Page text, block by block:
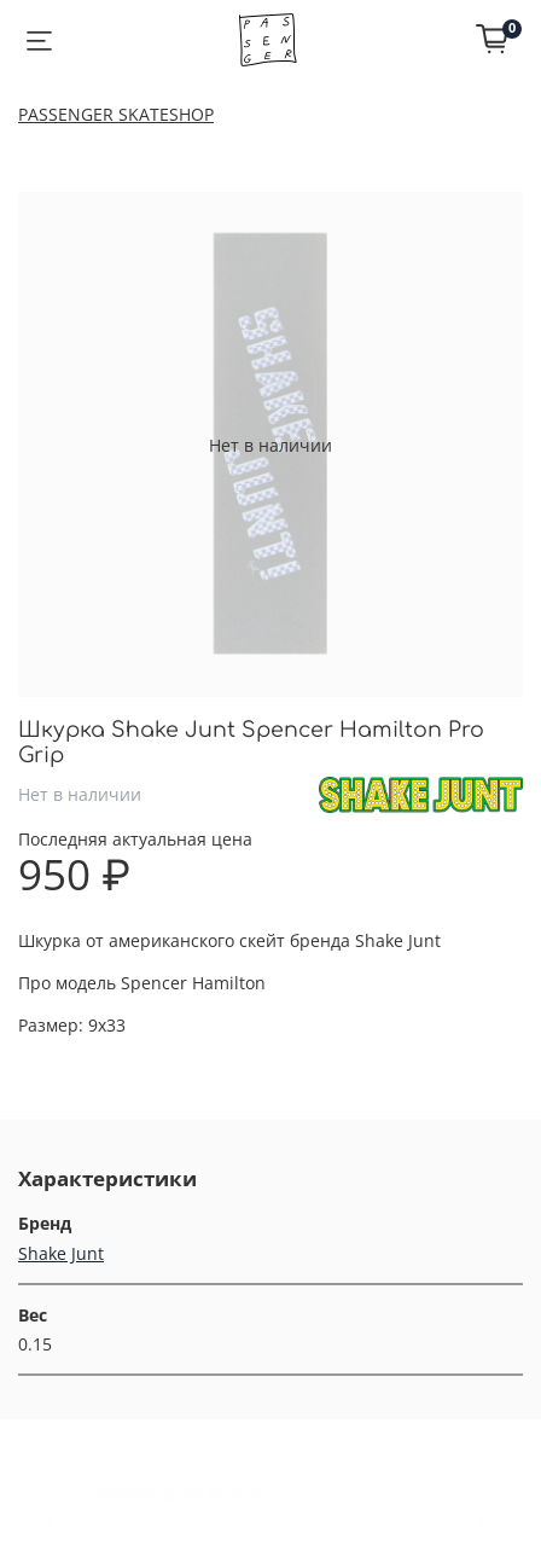
0
PASSENGER SKATESHOP
Нет в наличии
Шкурка Shake Junt Spencer Hamilton Pro
Grip
Нет в наличии
Последняя актуальная цена
950 ₽
Шкурка от американского скейт бренда Shake Junt
Про модель Spencer Hamilton
Размер: 9x33
Характеристики
Бренд
Shake Junt
Вес
0.15